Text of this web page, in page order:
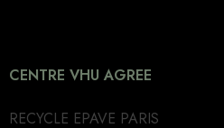
CENTRE VHU AGREE
RECYCLE EPAVE PARIS